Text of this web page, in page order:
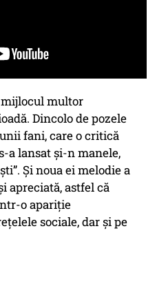
mijlocul multor
Dincolo de pozele
fani, care o critică
a lansat și-n manele,
Și noua ei melodie a
apreciată, astfel că
o apariție
sociale, dar și pe